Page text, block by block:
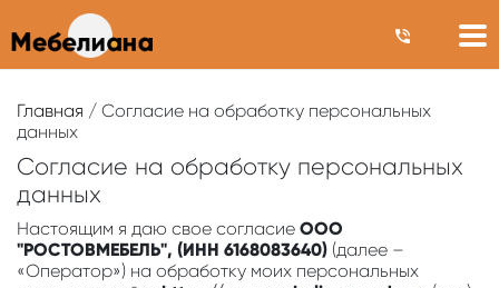
Главная / Согласие на обработку персональных
данных
Согласие на обработку персональных
данных
Настоящим я даю свое согласие ООО
"РОСТОВМЕБЕЛЬ", (ИНН 6168083640) (далее –
«Оператор») на обработку моих персональных